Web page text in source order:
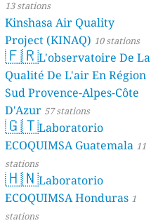
13 stations
Kinshasa Air Quality
Project (KINAQ) 10 stations
🇫🇷L'observatoire De La
Qualité De L'air En Région
Sud Provence-Alpes-Côte
D'Azur 57 stations
🇬🇹Laboratorio
ECOQUIMSA Guatemala 11
stations
🇭🇳Laboratorio
ECOQUIMSA Honduras 1
stations